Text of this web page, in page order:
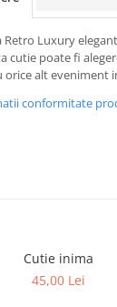
Retro Luxury
cutie poate fi
orice alt eveniment
conformitate
Cutie inima
45,00 Lei